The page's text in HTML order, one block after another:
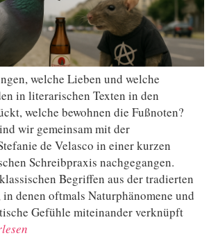
welche Lieben und welche
in literarischen Texten in den
welche bewohnen die Fußnoten?
wir gemeinsam mit der
de Velasco in einer kurzen
Schreibpraxis nachgegangen.
Begriffen aus der tradierten
denen oftmals Naturphänomene und
Gefühle miteinander verknüpft